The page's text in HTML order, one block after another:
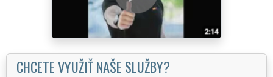
CHCETE VYUŽIŤ NAŠE SLUŽBY?